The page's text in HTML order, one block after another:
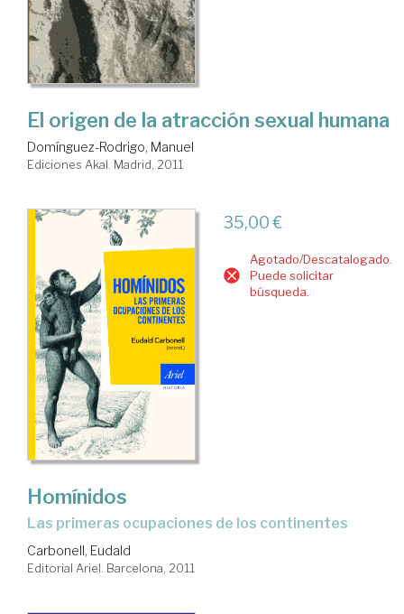
El origen de la atracción sexual humana
Domínguez-Rodrigo, Manuel
Ediciones Akal. Madrid, 2011
35,00 €
Agotado/Descatalogado.
Puede solicitar
búsqueda.
Homínidos
las primeras ocupaciones de los continentes
Carbonell, Eudald
Editorial Ariel. Barcelona, 2011